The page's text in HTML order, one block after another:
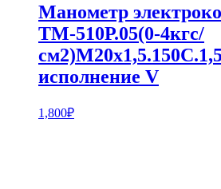
Манометр
ТМ-510Р.05(0-4кгс/
исполнение V
1,800₽